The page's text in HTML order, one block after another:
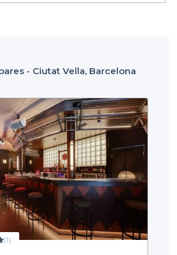
- Ciutat Vella, Barcelona
(1)